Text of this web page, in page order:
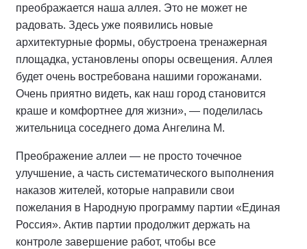
преображается наша аллея. Это не может не
радовать. Здесь уже появились новые
архитектурные формы, обустроена тренажерная
площадка, установлены опоры освещения. Аллея
будет очень востребована нашими горожанами.
Очень приятно видеть, как наш город становится
краше и комфортнее для жизни», — поделилась
жительница соседнего дома Ангелина М.
Преображение аллеи — не просто точечное
улучшение, а часть систематического выполнения
наказов жителей, которые направили свои
пожелания в Народную программу партии «Единая
Россия». Актив партии продолжит держать на
контроле завершение работ, чтобы все